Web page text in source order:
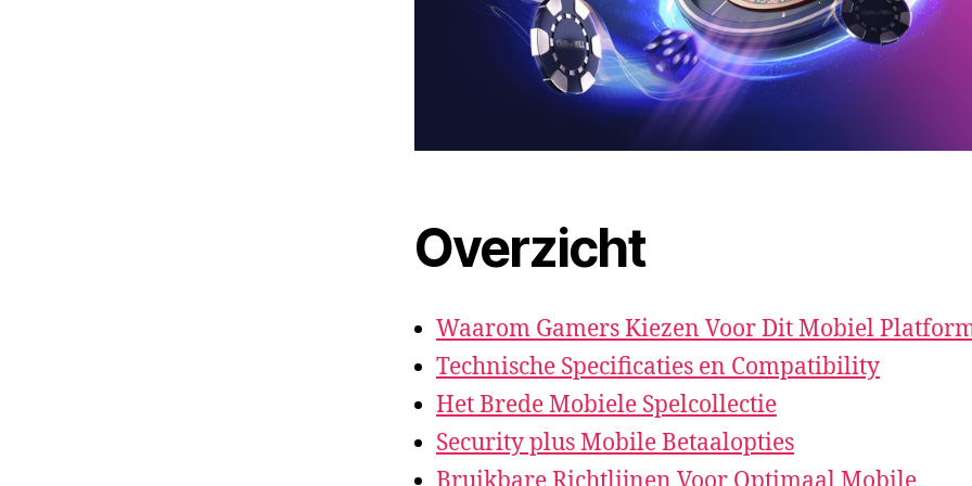
Overzicht
Waarom Gamers Kiezen Voor Dit Mobiel
Technische Specificaties en Compatibility
Het Brede Mobiele Spelcollectie
Security plus Mobile Betaalopties